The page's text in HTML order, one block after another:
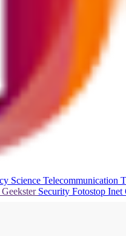
Science Telecommunication
Geekster Security Fotostop Inet